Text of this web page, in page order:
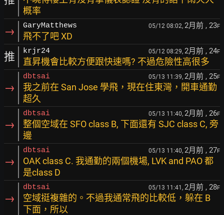
概率
→ GaryMatthews 05/12 08:02, 2月前 , 23F
飛不了吧 XD
推 krjr24 05/12 08:29, 2月前 , 24F
直昇機會比較方便跟快速嗎? 不過危險性高很多
→
dbtsai 05/13 11:39, 2月前 , 25F
我之前在 San Jose 學飛，現在住東灣，開車通勤
超久
→
dbtsai 05/13 11:40, 2月前 , 26F
整個空域在 SFO class B, 下面還有 SJC class C, 旁
邊
→
dbtsai 05/13 11:40, 2月前 , 27F
OAK class C. 我通勤的兩個機場, LVK and PAO 都
是class D
→
dbtsai 05/13 11:41, 2月前 , 28F
空域挺複雜的。不過我通常飛的比較低，躲在 B
下面，所以